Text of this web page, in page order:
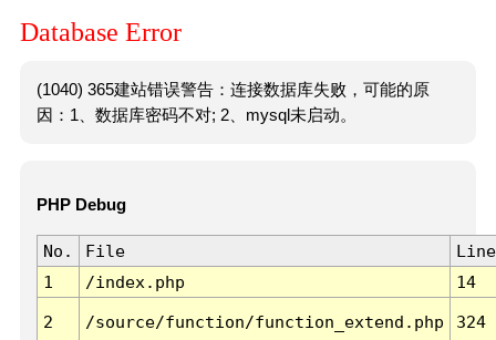
Database Error
(1040) 365建站错误警告：连接数据库失败，可能的原
因：1、数据库密码不对; 2、mysql未启动。
PHP Debug
No. File
Line
1
/index.php 14
2 /source/function/function_extend.php 324